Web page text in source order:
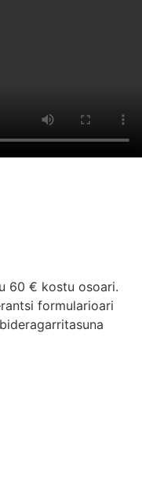
60 € kostu osoari.
formularioari